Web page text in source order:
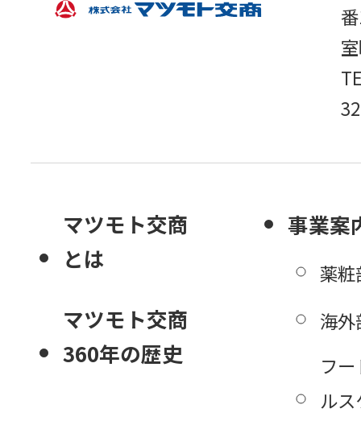
マツモト交商
とは
マツモト交商
360年の歴史
事業案
薬粧
海外
フ
ル